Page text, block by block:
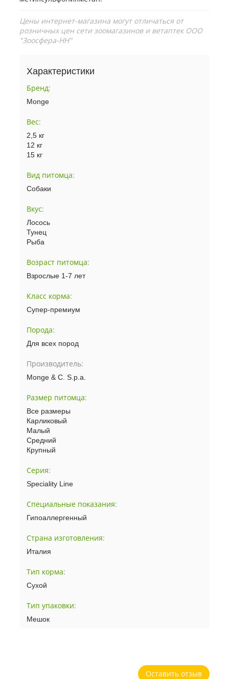
Цены интернет-магазина могут отличаться от
розничных цен сети зоомагазинов и ветаптек ООО
"Зоосфера-НН"
Характеристики
Бренд:
Monge
Вес:
2,5 кг
12 кг
15 кг
Вид питомца:
Собаки
Вкус:
Лосось
Тунец
Рыба
Возраст питомца:
Взрослые 1-7 лет
Класс корма:
Супер-премиум
Порода:
Для всех пород
Производитель:
Monge & C. S.p.a.
Размер питомца:
Все размеры
Карликовый
Малый
Средний
Крупный
Серия:
Speciality Line
Специальные показания:
Гипоаллергенный
Страна изготовления:
Италия
Тип корма:
Сухой
Тип упаковки:
Мешок
Оставить отзыв